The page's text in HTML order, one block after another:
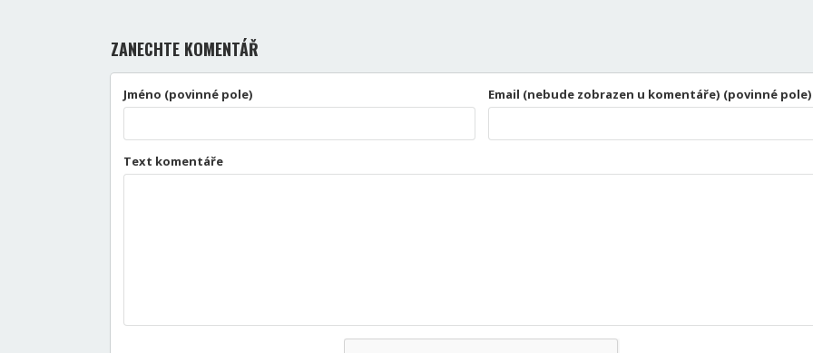
ZANECHTE KOMENTÁŘ
Jméno (povinné pole) Email (nebude zobrazen u komentáře) (povinné pole)
Text komentáře